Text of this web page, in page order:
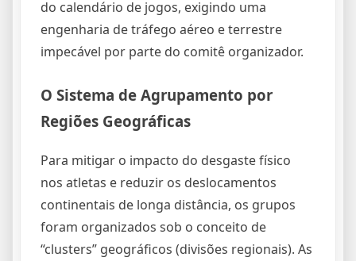
do calendário de jogos, exigindo uma
engenharia de tráfego aéreo e terrestre
impecável por parte do comitê organizador.
O Sistema de Agrupamento por
Regiões Geográficas
Para mitigar o impacto do desgaste físico
nos atletas e reduzir os deslocamentos
continentais de longa distância, os grupos
foram organizados sob o conceito de
“clusters” geográficos (divisões regionais). As